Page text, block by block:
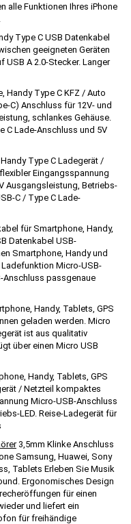
alle Funktionen Ihres iPhone
Type C USB Datenkabel
geeigneten Geräten
USB A 2.0-Stecker. Langer
Handy Type C KFZ / Auto
C) Anschluss für 12V- und
schlankes Gehäuse.
C Lade-Anschluss und 5V
Type C Ladegerät /
Eingangsspannung
Ausgangsleistung, Betriebs-
C / Type C Lade-
für Smartphone, Handy,
Datenkabel USB-
Smartphone, Handy und
Micro-USB-
Anschluss passgenaue
Handy, Tablets, GPS
geladen werden. Micro
ist aus qualitativ
über einen Micro USB
Handy, Tablets, GPS
/ Netzteil kompaktes
Micro-USB-Anschluss
LED. Reise-Ladegerät für
3,5mm Klinke Anschluss
Samsung, Huawei, Sony
Tablets Erleben Sie Musik
Ergonomisches Design
für einen
und liefert ein
für freihändige